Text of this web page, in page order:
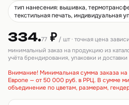
тип нанесения: вышивка,
текстильная печать, индивидуальная
334.77 ₽ / шт · точная цена
минимальный заказ на продукцию из
учёта брендирования, упаковки и доставки
Внимание! Минимальная сумма заказа на
Европе — от 50 000 руб. в РРЦ. В сумме
объединение по цветам, размерам,